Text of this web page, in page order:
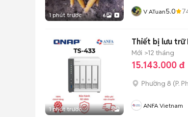
1 phút trước 6 V ATuan5.0
1 phút trước 3
Thiết bị lưu trữ
Mới >12 tháng
15.143.000 đ
Phường 8 (P.
ANFA Vietnam